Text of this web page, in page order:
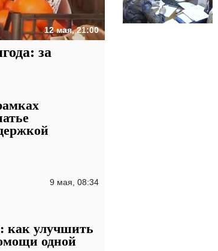
12 мая, 21:00
за
9 мая, 08:34
как улучшить
одной